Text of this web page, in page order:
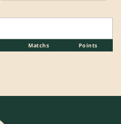
Matchs Points